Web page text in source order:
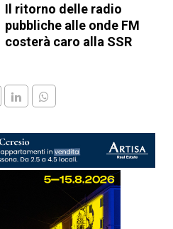
Il ritorno delle radio
pubbliche alle onde FM
costerà caro alla SSR